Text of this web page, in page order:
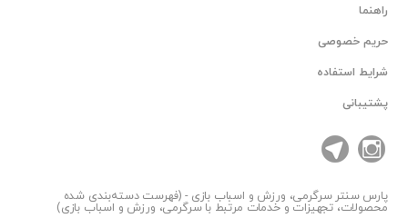
راهنما
حریم خصوصی
شرایط استفاده
پشتیبانی
پارس سنترسرگرمی، ورزش و اسباب بازی - (فهرست دسته‌بندی شده
محصولات، تجهیزات و خدمات مرتبط با سرگرمی، ورزش و اسباب بازی)